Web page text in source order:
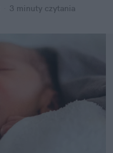
3 minuty czytania